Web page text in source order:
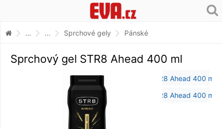
... ... Sprchové gely Pánské
Sprchový gel STR8 Ahead 400 ml